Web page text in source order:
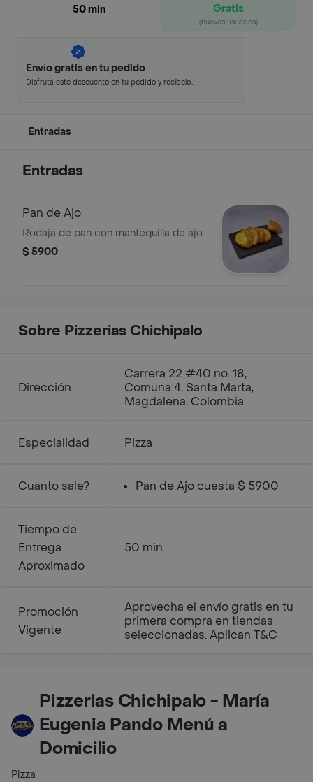
50 min
Gratis
(nuevos usuarios)
Envío gratis en tu pedido
Disfruta este descuento en tu pedido y recíbelo
Entradas
Entradas
Pan de Ajo
Rodaja de pan con mantequilla de ajo.
$ 5900
Sobre Pizzerias Chichipalo
Dirección
Carrera 22 #40 no. 18,
Comuna 4, Santa Marta,
Magdalena, Colombia
Especialidad Pizza
Cuanto sale? Pan de Ajo cuesta $ 5900
Tiempo de
Entrega
Aproximado
50 min
Promoción
Vigente
Aprovecha el envío gratis en tu
primera compra en tiendas
seleccionadas. Aplican T&C
Pizzerias Chichipalo - María
Eugenia Pando Menú a
Domicilio
Pizza